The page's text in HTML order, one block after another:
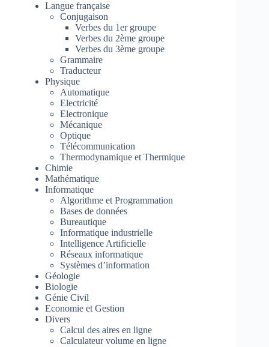
Langue française
Conjugaison
Verbes du 1er groupe
Verbes du 2ème groupe
Verbes du 3ème groupe
Grammaire
Traducteur
Physique
Automatique
Electricité
Electronique
Mécanique
Optique
Télécommunication
Thermodynamique et Thermique
Chimie
Mathématique
Informatique
Algorithme et Programmation
Bases de données
Bureautique
Informatique industrielle
Intelligence Artificielle
Réseaux informatique
Systèmes d’information
Géologie
Biologie
Génie Civil
Economie et Gestion
Divers
Calcul des aires en ligne
Calculateur volume en ligne